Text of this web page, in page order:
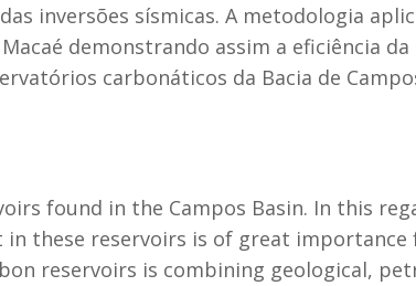
inversões sísmicas. A metodologia
demonstrando assim a eficiência
carbonáticos da Bacia de
found in the Campos Basin. In this
these reservoirs is of great
reservoirs is combining geological,